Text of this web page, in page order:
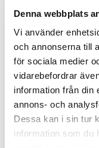
Denna webbplats
Vi använder
och annonserna till
för sociala medier
vidarebefordrar
information från din
annons- och
Dessa kan i sin tur
information som du
luftfuktighet.
Tänk på att se till
möblerna placeras
badkar/dusch att
möbeln. Blöta
så snart som
Haven H2 Serie